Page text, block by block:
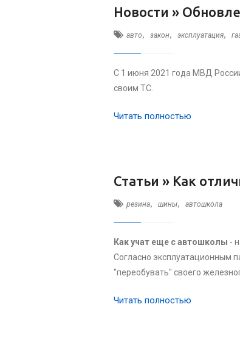
Новости »
авто, закон, эксплуатация,
С 1 июня 2021 года МВД
своим ТС.
Читать полностью
Статьи » Как
резина, шины, автошкола
Как учат еще с автошколы -
Согласно эксплуатационным
"переобувать" своего
Читать полностью